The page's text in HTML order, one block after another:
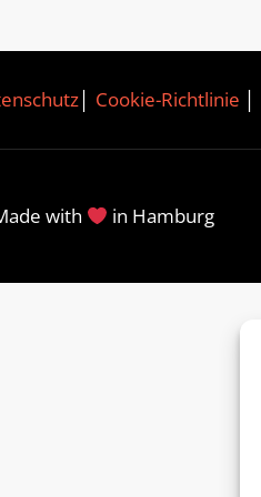
│ Cookie-Richtlinie
with in Hamburg